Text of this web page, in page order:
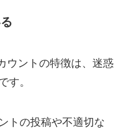
ウントの特徴は、迷惑
す。
トの投稿や不適切な